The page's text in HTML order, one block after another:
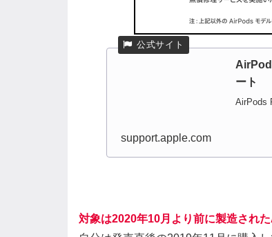
ート
AirPods
support.apple.com
対象は2020年10月より前に製造され